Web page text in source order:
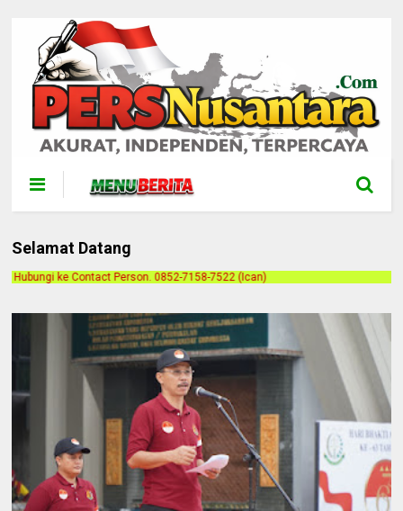
Selamat Datang
0852-7158-7522 (Ican)